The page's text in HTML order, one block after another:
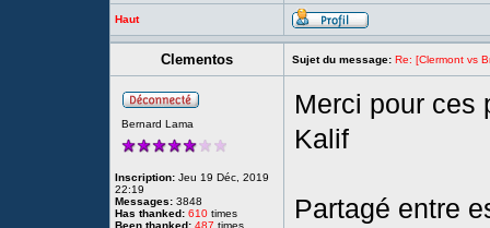
Haut
Clementos Sujet du message: Re: [Clermont vs
Bernard Lama
Inscription: Jeu 19 Déc, 2019
22:19
Messages: 3848
Has thanked: 610 times
Been thanked: 487 times
Merci pour ces
Kalif
Partagé entre